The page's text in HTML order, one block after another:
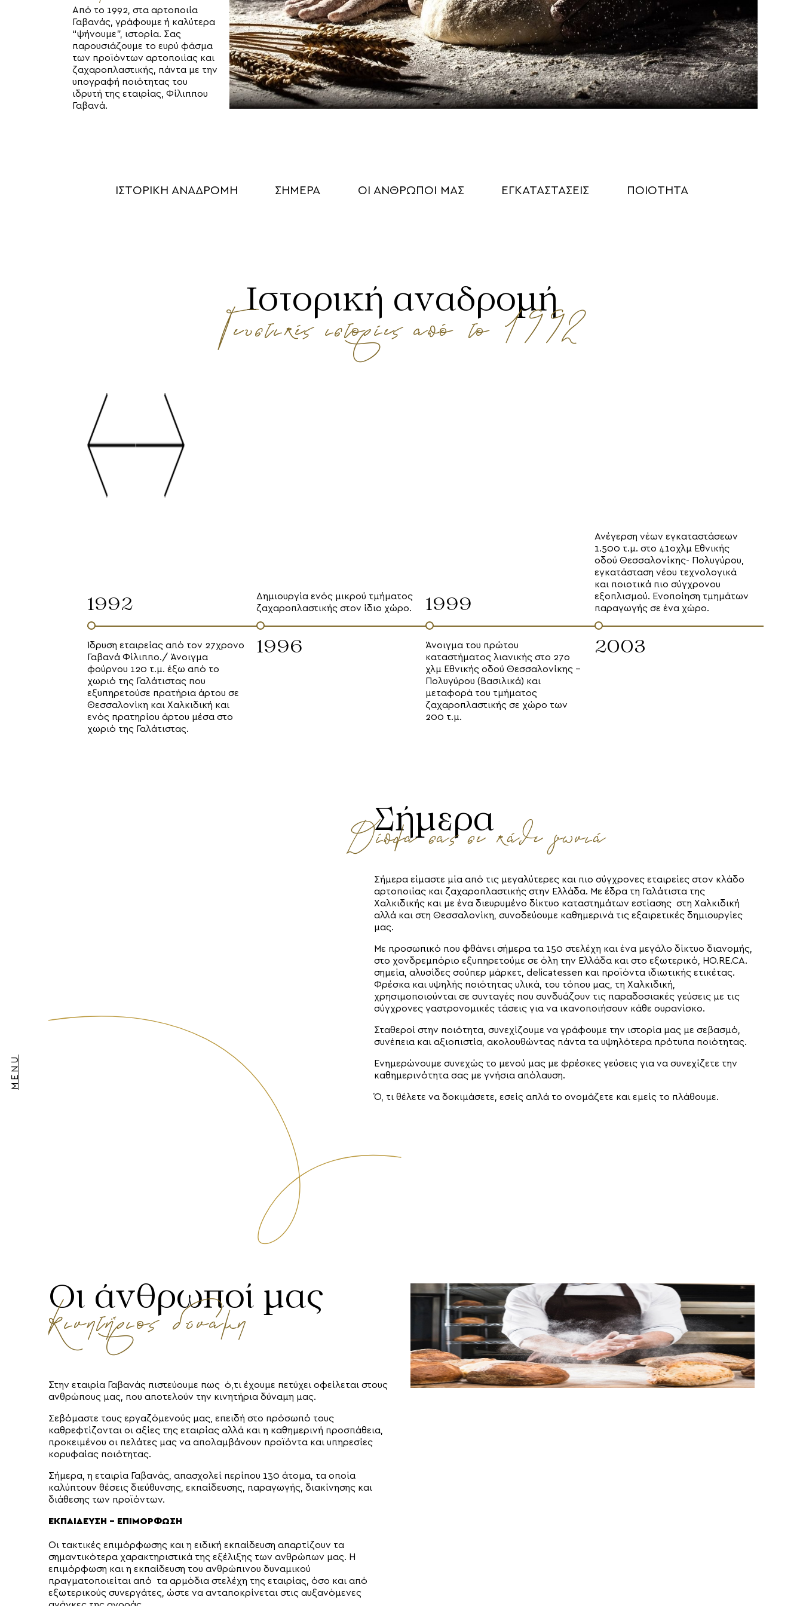
MENU
Από το 1992, στα αρτοποιία
Γαβανάς, γράφουμε ή καλύτερα
“ψήνουμε”, ιστορία. Σας
παρουσιάζουμε το ευρύ φάσμα
των προϊόντων αρτοποιίας και
ζαχαροπλαστικής, πάντα με την
υπογραφή ποιότητας του
ιδρυτή της εταιρίας, Φίλιππου
Γαβανά.
ΙΣΤΟΡΙΚΗ ΑΝΑΔΡΟΜΗ ΣΗΜΕΡΑ ΟΙ ΑΝΘΡΩΠΟΙ ΜΑΣ ΕΓΚΑΤΑΣΤΑΣΕΙΣ ΠΟΙΟΤΗΤΑ
Ιστορική αναδρομή
Γευστικές ιστορίες από το 1992
1992
Ίδρυση εταιρείας από τον 27χρονο
Γαβανά Φίλιππο./ Άνοιγμα
φούρνου 120 τ.μ. έξω από το
χωριό της Γαλάτιστας που
εξυπηρετούσε πρατήρια άρτου σε
Θεσσαλονίκη και Χαλκιδική και
ενός πρατηρίου άρτου μέσα στο
χωριό της Γαλάτιστας.
1996
Δημιουργία ενός μικρού τμήματος
ζαχαροπλαστικής στον ίδιο χώρο.
1999
Άνοιγμα του πρώτου
καταστήματος λιανικής στο 27ο
χλμ Εθνικής οδού Θεσσαλονίκης -
Πολυγύρου (Βασιλικά) και
μεταφορά του τμήματος
ζαχαροπλαστικής σε χώρο των
200 τ.μ.
2003
Ανέγερση νέων εγκαταστάσεων
1.500 τ.μ. στο 41οχλμ Εθνικής
οδού Θεσσαλονίκης- Πολυγύρου,
εγκατάσταση νέου τεχνολογικά
και ποιοτικά πιο σύγχρονου
εξοπλισμού. Ενοποίηση τμημάτων
παραγωγής σε ένα χώρο.
Σήμερα
Δίπλα σας σε κάθε γωνιά
Σήμερα είμαστε μία από τις μεγαλύτερες και πιο σύγχρονες εταιρείες στον κλάδο
αρτοποιίας και ζαχαροπλαστικής στην Ελλάδα. Με έδρα τη Γαλάτιστα της
Χαλκιδικής και με ένα διευρυμένο δίκτυο καταστημάτων εστίασης στη Χαλκιδική
αλλά και στη Θεσσαλονίκη, συνοδεύουμε καθημερινά τις εξαιρετικές δημιουργίες
μας.
Με προσωπικό που φθάνει σήμερα τα 150 στελέχη και ένα μεγάλο δίκτυο διανομής,
στο χονδρεμπόριο εξυπηρετούμε σε όλη την Ελλάδα και στο εξωτερικό, HO.RE.CA.
σημεία, αλυσίδες σούπερ μάρκετ, delicatessen και προϊόντα ιδιωτικής ετικέτας.
Φρέσκα και υψηλής ποιότητας υλικά, του τόπου μας, τη Χαλκιδική,
χρησιμοποιούνται σε συνταγές που συνδυάζουν τις παραδοσιακές γεύσεις με τις
σύγχρονες γαστρονομικές τάσεις για να ικανοποιήσουν κάθε ουρανίσκο.
Σταθεροί στην ποιότητα, συνεχίζουμε να γράφουμε την ιστορία μας με σεβασμό,
συνέπεια και αξιοπιστία, ακολουθώντας πάντα τα υψηλότερα πρότυπα ποιότητας.
Ενημερώνουμε συνεχώς το μενού μας με φρέσκες γεύσεις για να συνεχίζετε την
καθημερινότητα σας με γνήσια απόλαυση.
Ό, τι θέλετε να δοκιμάσετε, εσείς απλά το ονομάζετε και εμείς το πλάθουμε.
Οι άνθρωποί μας
Κινητήριος δύναμη
Στην εταιρία Γαβανάς πιστεύουμε πως ό,τι έχουμε πετύχει οφείλεται στους
ανθρώπους μας, που αποτελούν την κινητήρια δύναμη μας.
Σεβόμαστε τους εργαζόμενούς μας, επειδή στο πρόσωπό τους
καθρεφτίζονται οι αξίες της εταιρίας αλλά και η καθημερινή προσπάθεια,
προκειμένου οι πελάτες μας να απολαμβάνουν προϊόντα και υπηρεσίες
κορυφαίας ποιότητας.
Σήμερα, η εταιρία Γαβανάς, απασχολεί περίπου 130 άτομα, τα οποία
καλύπτουν θέσεις διεύθυνσης, εκπαίδευσης, παραγωγής, διακίνησης και
διάθεσης των προϊόντων.
ΕΚΠΑΊΔΕΥΣΗ – ΕΠΙΜΌΡΦΩΣΗ
Οι τακτικές επιμόρφωσης και η ειδική εκπαίδευση απαρτίζουν τα
σημαντικότερα χαρακτηριστικά της εξέλιξης των ανθρώπων μας. Η
επιμόρφωση και η εκπαίδευση του ανθρώπινου δυναμικού
πραγματοποιείται από τα αρμόδια στελέχη της εταιρίας, όσο και από
εξωτερικούς συνεργάτες, ώστε να ανταποκρίνεται στις αυξανόμενες